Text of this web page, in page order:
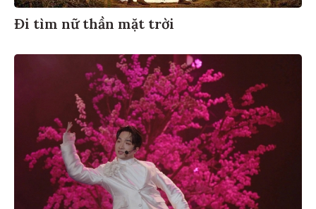
Đi tìm nữ thần mặt trời